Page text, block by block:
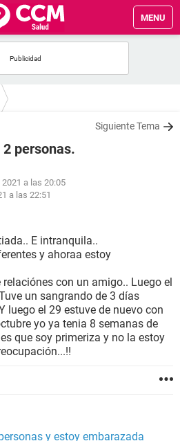
MENU
Siguiente Tema
personas.
a las 20:05
a las 22:51
E intranquila..
y ahoraa estoy
con un amigo.. Luego el
un sangrando de 3 días
luego el 29 estuve de nuevo con
yo ya tenia 8 semanas de
que soy primeriza y no la estoy
y estoy embarazada